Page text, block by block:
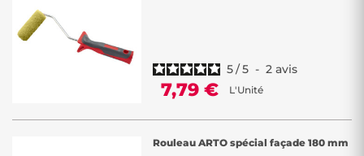
5/5 - 2 avis
7,79 € L'Unité
Rouleau ARTO spécial façade 180 mm